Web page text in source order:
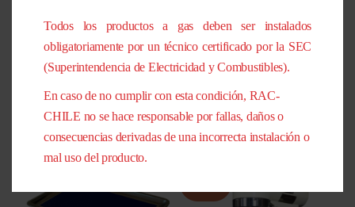
Doble turbina para cocción uniforme
Doble vidrio templado de alta resistencia
PRODUCTOS RELACIONADOS
Todos los productos a gas deben ser instalados
obligatoriamente por un técnico certificado por la SEC
(Superintendencia de Electricidad y Combustibles).
En caso de no cumplir con esta condición, RAC-
CHILE no se hace responsable por fallas, daños o
consecuencias derivadas de una incorrecta instalación o
mal uso del producto.